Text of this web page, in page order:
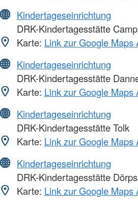
Kindertageseinrichtung
DRK-Kindertagesstätte
Karte: Link zur Google Maps
Kindertageseinrichtung
DRK-Kindertagesstätte
Karte: Link zur Google Maps
Kindertageseinrichtung
DRK-Kindertagesstätte Tolk
Karte: Link zur Google Maps
Kindertageseinrichtung
DRK-Kindertagesstätte
Karte: Link zur Google Maps